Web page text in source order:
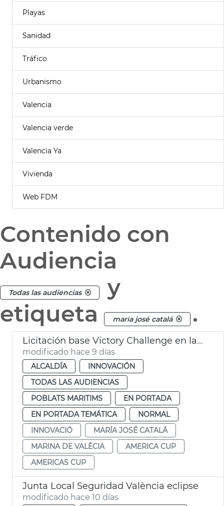
Playas
Sanidad
Tráfico
Urbanismo
Valencia
Valencia verde
Valencia Ya
Vivienda
Web FDM
Contenido con
Audiencia
Todas las audiencias
y
etiqueta
maría josé catalá .
Licitación base Victory Challenge en la Marina de València
modificado hace 9 días
ALCALDÍA
INNOVACIÓN
TODAS LAS AUDIENCIAS
POBLATS MARITIMS
EN PORTADA
EN PORTADA TEMÁTICA
NORMAL
INNOVACIÓ
MARÍA JOSÉ CATALÁ
MARINA DE VALÈCIA
AMERICA CUP
AMERICAS CUP
Junta Local Seguridad València eclipse
modificado hace 10 días